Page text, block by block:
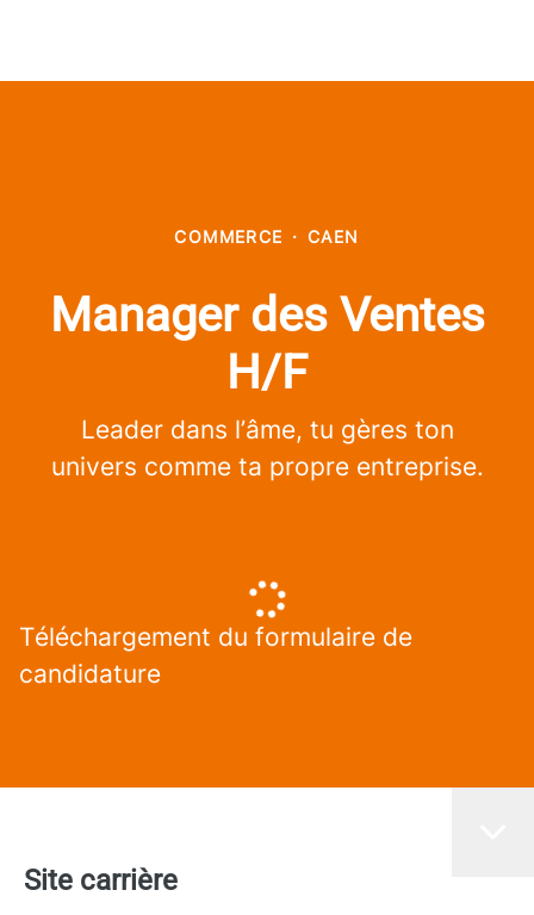
COMMERCE · CAEN
Manager des Ventes
H/F
Leader dans l’âme, tu gères ton
univers comme ta propre entreprise.
Téléchargement du formulaire de
candidature
Site carrière